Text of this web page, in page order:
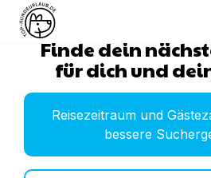
Finde dein
für dich und
Reisezeitraum und
bessere